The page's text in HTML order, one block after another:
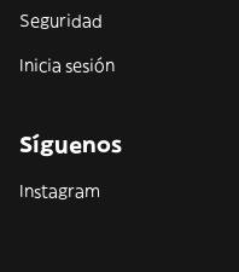
Seguridad
Inicia sesión
Síguenos
Instagram